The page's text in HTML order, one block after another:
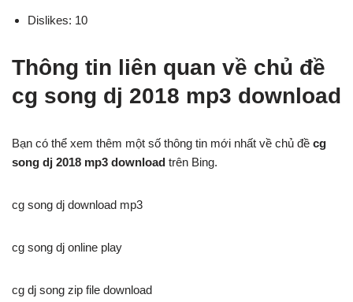
Dislikes: 10
Thông tin liên quan về chủ đề
cg song dj 2018 mp3 download
Bạn có thể xem thêm một số thông tin mới nhất về chủ đề cg
song dj 2018 mp3 download trên Bing.
cg song dj download mp3
cg song dj online play
cg dj song zip file download